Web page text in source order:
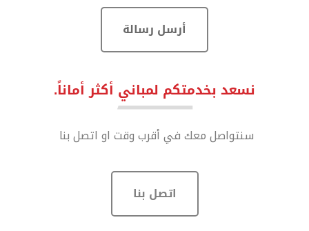
أرسل رسالة
نسعد بخدمتكم لمباني أكثر أماناً.
‏سنتواصل معك في أقرب وقت او اتصل بنا
اتصل بنا